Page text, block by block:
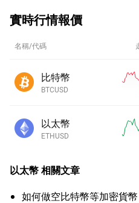
實時行情報價
名稱/代碼
比特幣
BTCUSD
以太幣
ETHUSD
以太幣相關文章
如何做空比特幣等加密貨